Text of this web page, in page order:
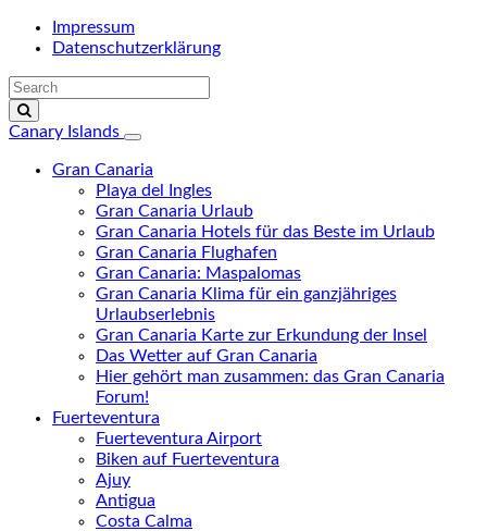
Impressum
Datenschutzerklärung
Canary Islands
Gran Canaria
Playa del Ingles
Gran Canaria Urlaub
Gran Canaria Hotels für das Beste im Urlaub
Gran Canaria Flughafen
Gran Canaria: Maspalomas
Gran Canaria Klima für ein ganzjähriges
Urlaubserlebnis
Gran Canaria Karte zur Erkundung der Insel
Das Wetter auf Gran Canaria
Hier gehört man zusammen: das Gran Canaria
Forum!
Fuerteventura
Fuerteventura Airport
Biken auf Fuerteventura
Ajuy
Antigua
Costa Calma